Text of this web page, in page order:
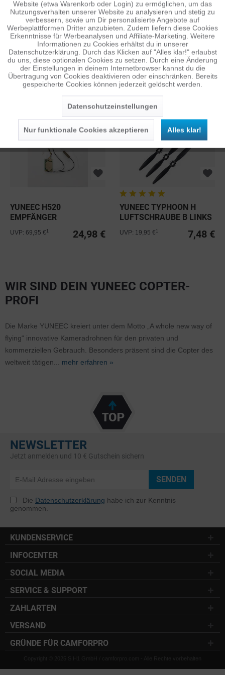
YUNEEC H520
HARTSCHALENKOFFER
125,00 €
YUNEEC H520
ABZIEHWERKZEUG FÜR
MOTOR LED ABDECKUNG
YUNEEC H520
EMPFÄNGER
24,98 €
UVP: 69,95 €
YUNEEC TYPHOON H
LUFTSCHRAUBE B LINKS
7,48 €
UVP: 19,95 €
WIR SIND DEIN YUNEEC COPTER-
PROFI
Die Marke YUNEEC kreiert unter dem Motto „A whole new way of
flying“ innovative Kameradrohnen für den privaten und
kommerziellen Gebrauch. Besonders präsent sind die Copter des
weltweit tätigen... mehr erfahren »
NEWSLETTER
Jetzt anmelden und 10 € Gutschein sichern
SENDEN
Die Datenschutzerklärung habe ich zur Kenntnis
genommen.
KUNDENSERVICE
INFOCENTER
SOCIAL MEDIA
SERVICE & SUPPORT
ZAHLARTEN
VERSAND
GRÜNDE FÜR CAMFORPRO
Tracking Inaktiv
Personalisierung Inaktiv
Service Inaktiv
Website (etwa Warenkorb oder Login) zu ermöglichen, um das
Nutzungsverhalten unserer Website zu analysieren und stetig zu
verbessern, sowie um Dir personalisierte Angebote auf
Werbeplattformen Dritter anzubieten. Zudem liefern diese Cookies
Erkenntnisse für Werbeanalysen und Affiliate-Marketing. Weitere
Informationen zu Cookies erhältst du in unserer
Datenschutzerklärung. Durch das Klicken auf "Alles klar!" erlaubst
du uns, diese optionalen Cookies zu setzen. Durch eine Änderung
der Einstellungen in deinem Internetbrowser kannst du die
Übertragung von Cookies deaktivieren oder einschränken. Bereits
gespeicherte Cookies können jederzeit gelöscht werden.
Datenschutzeinstellungen
Nur funktionale Cookies akzeptieren Alles klar!